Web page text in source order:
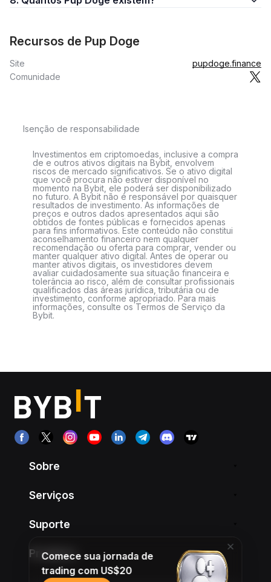
Recursos de Pup Doge
Site
pupdoge.finance
Comunidade
Isenção de responsabilidade
Investimentos em criptomoedas, inclusive a compra
de e outros ativos digitais na Bybit, envolvem
riscos de mercado significativos. Se o ativo digital
que você procura não estiver disponível no
momento na Bybit, ele poderá ser disponibilizado
no futuro. A Bybit não é responsável por quaisquer
resultados de investimento. As informações de
preços e outros dados apresentados aqui são
obtidos de fontes públicas e fornecidos apenas
para fins informativos. Este conteúdo não constitui
aconselhamento financeiro nem qualquer
recomendação ou oferta para comprar, vender ou
manter qualquer ativo digital. Antes de operar ou
manter ativos digitais, os investidores devem
avaliar cuidadosamente sua situação financeira e
tolerância ao risco, além de consultar profissionais
qualificados das áreas jurídica, tributária ou de
investimento, conforme apropriado. Para mais
informações, consulte os Termos de Serviço da
Bybit.
Sobre
Serviços
Suporte
Produtos
Comece sua jornada de
trading com US$20